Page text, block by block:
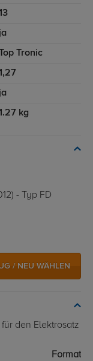
ja
Tronic
ja
kg
- Typ FD
/ NEU WÄHLEN
den Elektrosatz
Format